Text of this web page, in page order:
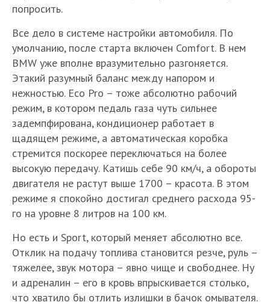
попросить.
Все дело в системе настройки автомобиля. По
умолчанию, после старта включен Comfort. В нем
BMW уже вполне вразумительно разгоняется.
Этакий разумный баланс между напором и
нежностью. Eco Pro – тоже абсолютно рабочий
режим, в котором педаль газа чуть сильнее
задемпфирована, кондиционер работает в
щадящем режиме, а автоматическая коробка
стремится поскорее переключаться на более
высокую передачу. Катишь себе 90 км/ч, а обороты
двигателя не растут выше 1700 – красота. В этом
режиме я спокойно достигал среднего расхода 95-
го на уровне 8 литров на 100 км.
Но есть и Sport, который меняет абсолютно все.
Отклик на подачу топлива становится резче, руль –
тяжелее, звук мотора – явно чище и свободнее. Ну
и адреналин – его в кровь впрыскивается столько,
что хватило бы отлить излишки в бачок омывателя.